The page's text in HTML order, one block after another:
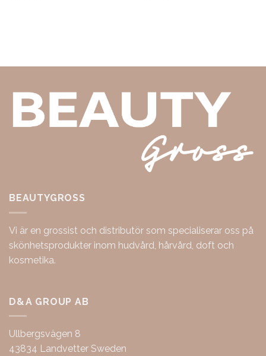
BEAUTYGROSS
Vi är en grossist och distributör som specialiserar oss på
skönhetsprodukter inom hudvård, hårvård, doft och
kosmetika.
D&A GROUP AB
Ullbergsvägen 8
43834 Landvetter Sweden